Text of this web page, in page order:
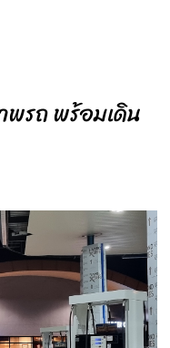
พรถ พร้อมเดิน